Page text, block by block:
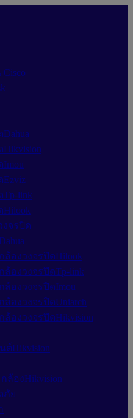
Ezviz
Tp-link
Hilook
งจรปิด
ล้องวงจรปิดHilook
ล้องวงจรปิดTp-link
ล้องวงจรปิดImou
องวงจรปิดUniarch
ล้องวงจรปิดHikvision
ต์Hikvision
ล้องHikvision
ภัย